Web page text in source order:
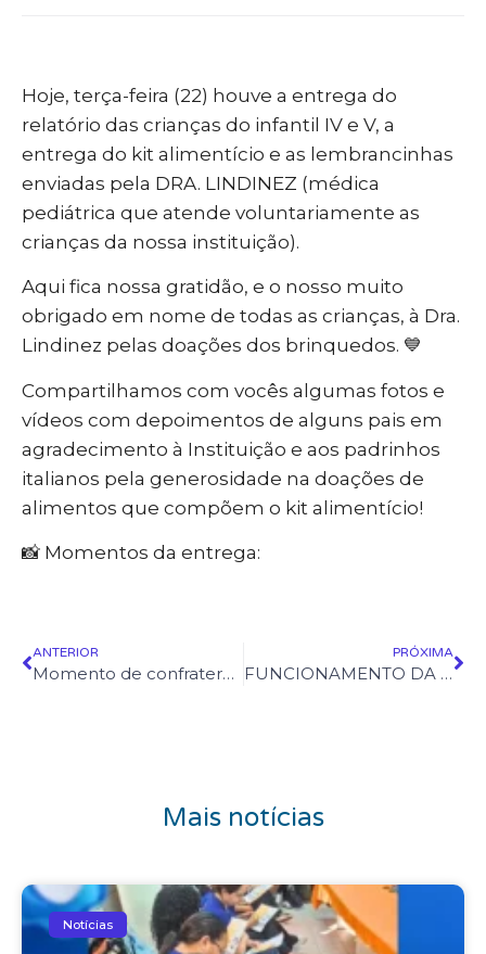
Hoje, terça-feira (22) houve a entrega do
relatório das crianças do infantil IV e V, a
entrega do kit alimentício e as lembrancinhas
enviadas pela DRA. LINDINEZ (médica
pediátrica que atende voluntariamente as
crianças da nossa instituição).
Aqui fica nossa gratidão, e o nosso muito
obrigado em nome de todas as crianças, à Dra.
Lindinez pelas doações dos brinquedos. 💙
Compartilhamos com vocês algumas fotos e
vídeos com depoimentos de alguns pais em
agradecimento à Instituição e aos padrinhos
italianos pela generosidade na doações de
alimentos que compõem o kit alimentício!
📸 Momentos da entrega:
ANTERIOR
Momento de confraternização dos funcionários da equipe do IIGG
PRÓXIMA
FUNCIONAMENTO DA ESCOLA – FIM DE ANO
Mais notícias
Notícias